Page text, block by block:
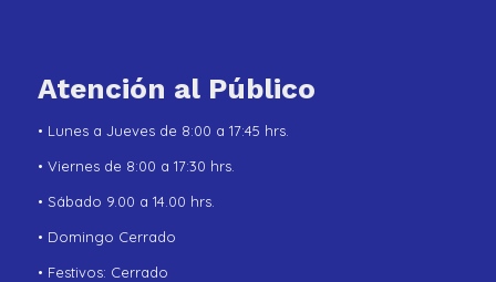
Atención al Público
• Lunes a Jueves de 8:00 a 17:45 hrs.
• Viernes de 8:00 a 17:30 hrs.
• Sábado 9.00 a 14.00 hrs.
• Domingo Cerrado
• Festivos: Cerrado